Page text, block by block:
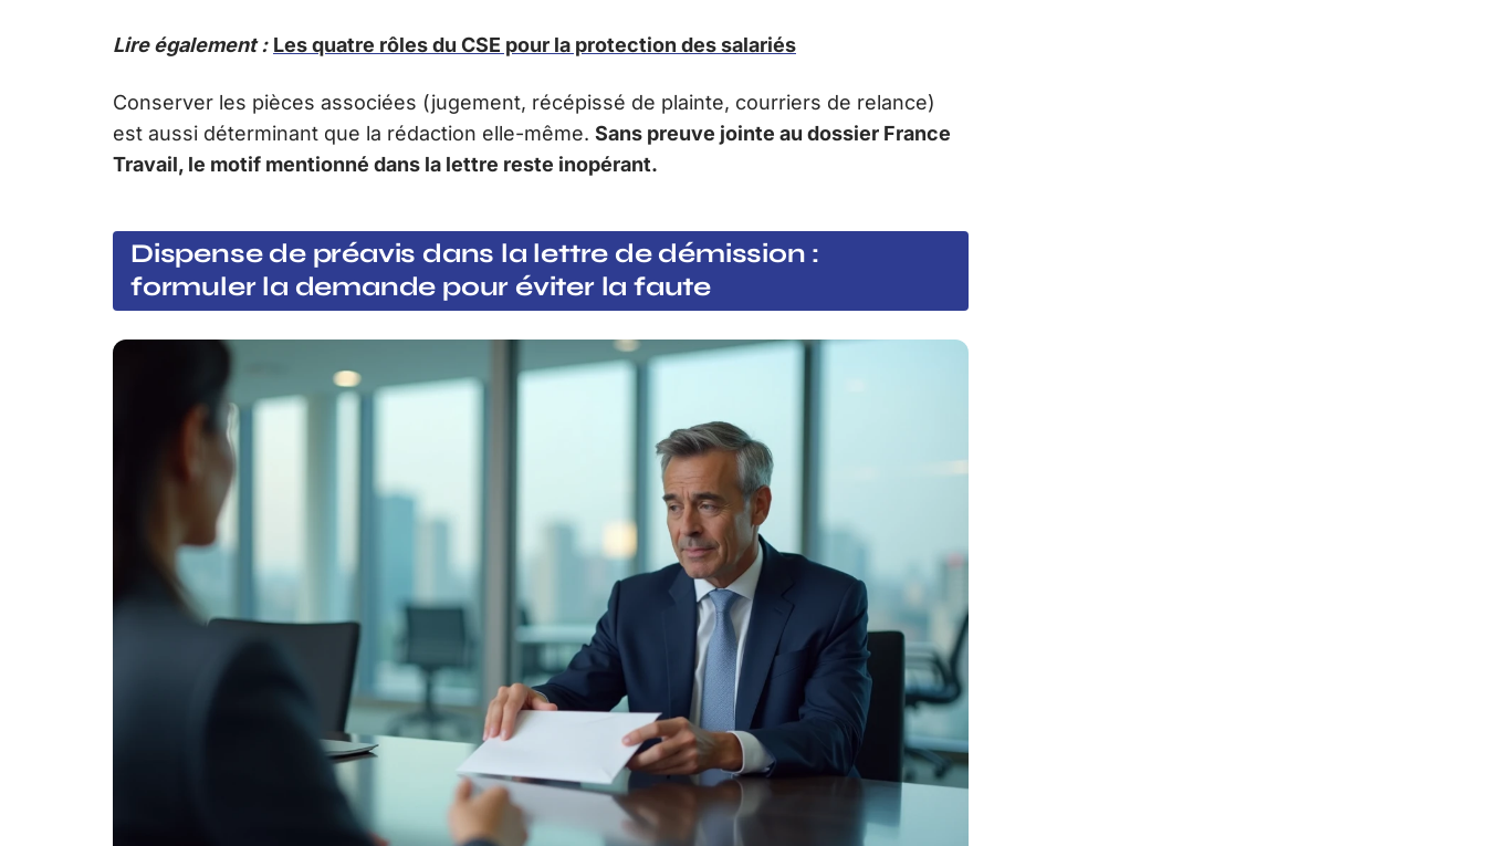
Lire également : Les quatre rôles du CSE pour la protection des salariés
Conserver les pièces associées (jugement, récépissé de plainte, courriers de relance)
est aussi déterminant que la rédaction elle-même. Sans preuve jointe au dossier France
Travail, le motif mentionné dans la lettre reste inopérant.
Dispense de préavis dans la lettre de démission :
formuler la demande pour éviter la faute